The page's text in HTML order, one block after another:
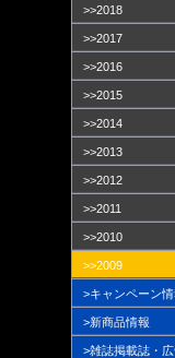
>>2018
>>2017
>>2016
>>2015
>>2014
>>2013
>>2012
>>2011
>>2010
>>2009
>キャンペーン情
>新商品情報
>雑誌掲載誌・